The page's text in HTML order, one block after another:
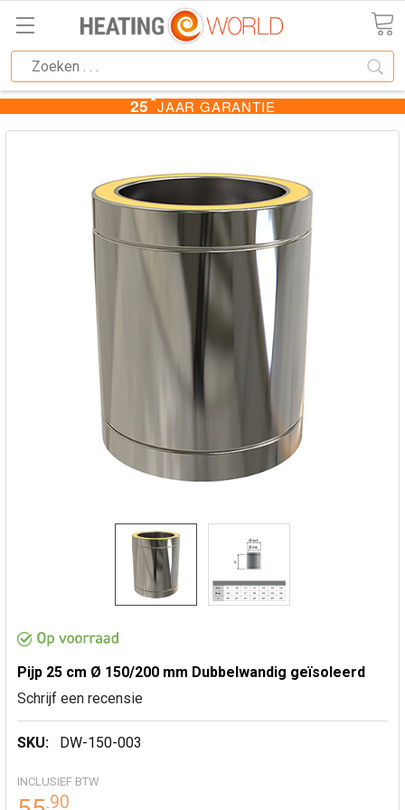
25★ JAAR GARANTIE
Pijp 25 cm Ø 150/200 mm Dubbelwandig geïsoleerd
Schrijf een recensie
SKU: DW-150-003
INCLUSIEF BTW
.90